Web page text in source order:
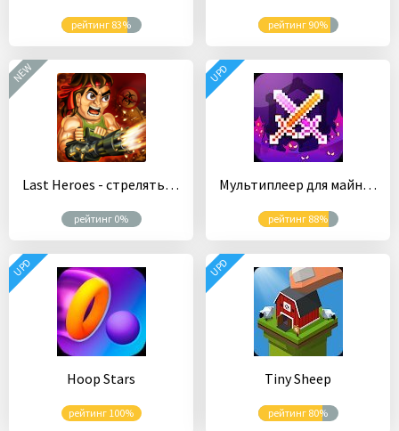
рейтинг 83% рейтинг 90%
Last Heroes - стрелять и убивать зомби
рейтинг 0%
NEW
Мультиплеер для майнкрафт
рейтинг 88%
UPD
Hoop Stars
рейтинг 100%
UPD
Tiny Sheep
рейтинг 80%
UPD